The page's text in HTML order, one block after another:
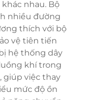
nhau. Bộ
nhiều đường
thích với bộ
vệ tiên tiến
hệ thống dây
khí trong
giúp việc thay
mức độ ồn